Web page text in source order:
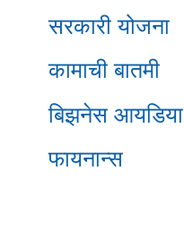
सरकारी योजना
कामाची बातमी
बिझनेस आयडिया
फायनान्स